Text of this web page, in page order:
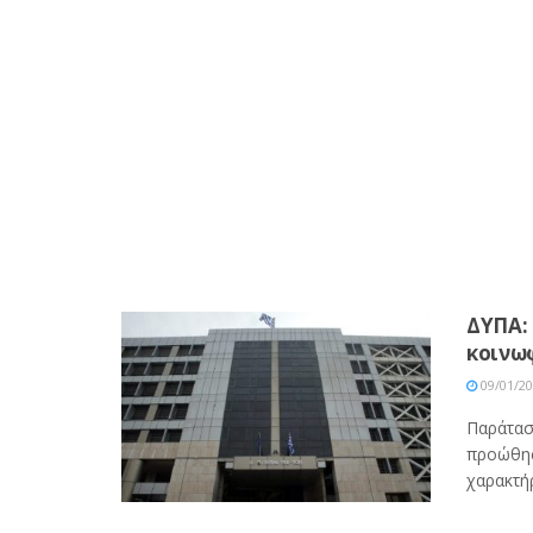
ΔΥΠΑ:
09/01/